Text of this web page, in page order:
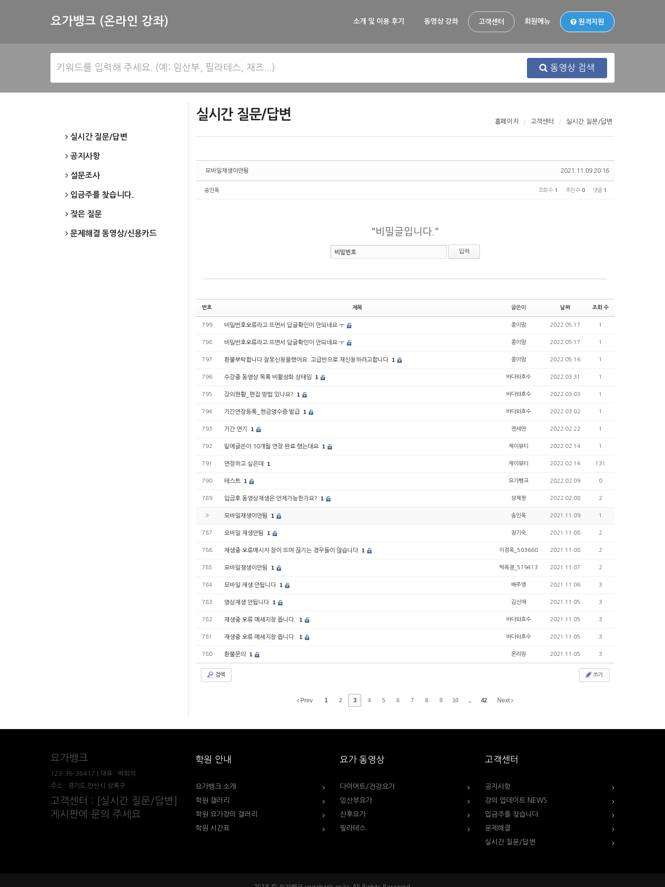
요가뱅크 (온라인 강좌) 소개 및 이용 후기 동영상 강좌 고객센터 회원메뉴 원격지원
동영상 검색
실시간 질문/답변
공지사항
설문조사
입금주를 찾습니다.
잦은 질문
문제해결 동영상/신용카드
실시간 질문/답변
홈페이지 고객센터 실시간 질문/답변
2021.11.09 20:16
모바일재생이안됨
송인옥 조회 수 1 추천 수 0 댓글 1
"비밀글입니다."
비밀번호
번호 제목 글쓴이 날짜 조회 수
799 비밀번호오류라고 뜨면서 답글확인이 안되네요 ㅜ 콩이맘 2022.05.17 1
798 비밀번호오류라고 뜨면서 답글확인이 안되네요 ㅜ 콩이맘 2022.05.17 1
797 환불부탁합니다 잘못신청을했어요. 고급반으로 재신청하려고합니다 1 콩이맘 2022.05.16 1
796 수강중 동영상 목록 비활성화 상태임 1 바다와호수 2022.03.31 1
795 강의현황_편집 방법 있나요? 1 바다와호수 2022.03.03 1
794 기간연장등록_현금영수증 발급 1 바다와호수 2022.03.02 1
793 기간 연기 1 전세연 2022.02.22 1
792 밑에글쓴이 10개월 연장 완료 했는데요 1 제이뷰티 2022.02.14 1
791 연장하고 싶은데 1 제이뷰티 2022.02.14 131
790 테스트 1 요가뱅크 2022.02.09 0
789 입금후 동영상재생은 언제가능한가요? 1 성채현 2022.02.08 2
» 모바일재생이안됨 1 송인옥 2021.11.09 1
787 모바일 재생안됨 1 장기숙 2021.11.08 2
786 재생중 오류메시지 창이 뜨며 끊기는 경우들이 많습니다 1 이정옥_503660 2021.11.08 2
785 모바일쟁생이안됨 1 박옥경_519413 2021.11.07 2
784 모바일 재생 안됩니다 1 배주영 2021.11.06 3
783 영상재생 안됩니다 1 김신애 2021.11.05 3
782 재생중 오류 메세지창 뜹니다. 1 바다와호수 2021.11.05 3
781 재생중 오류 메세지창 뜹니다. 1 바다와호수 2021.11.05 3
780 환불문의 1 온리원 2021.11.05 3
검색 쓰기
Prev 1 2 3 4 5 6 7 8 9 10 ... 42 Next
요가뱅크
123-36-36417 | 대표 : 박희석
주소 : 경기도 안산시 상록구
고객센터 : [실시간 질문/답변]
게시판에 문의 주세요
학원 안내
요가뱅크 소개
학원 갤러리
학원 요가강의 갤러리
학원 시간표
요가 동영상
다이어트/건강요가
임산부요가
산후요가
필라테스
고객센터
공지사항
강의 업데이트 NEWS
입금주를 찾습니다.
문제해결
실시간 질문/답변